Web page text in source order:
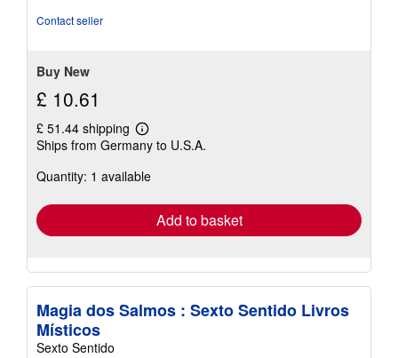
Contact seller
Buy New
£ 10.61
£ 51.44 shipping
Learn
more
shipping
Ships from Germany to U.S.A.
Quantity: 1 available
Add to basket
Magia dos Salmos : Sexto Sentido Livros
Místicos
Sexto Sentido